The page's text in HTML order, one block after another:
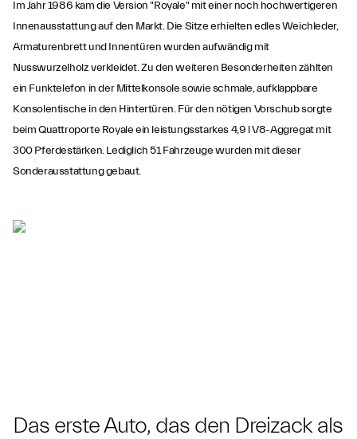
Im Jahr 1986 kam die Version "Royale" mit einer noch hochwertigeren
Innenausstattung auf den Markt. Die Sitze erhielten edles Weichleder,
Armaturenbrett und Innentüren wurden aufwändig mit
Nusswurzelholz verkleidet. Zu den weiteren Besonderheiten zählten
ein Funktelefon in der Mittelkonsole sowie schmale, aufklappbare
Konsolentische in den Hintertüren. Für den nötigen Vorschub sorgte
beim Quattroporte Royale ein leistungsstarkes 4,9 l V8-Aggregat mit
300 Pferdestärken. Lediglich 51 Fahrzeuge wurden mit dieser
Sonderausstattung gebaut.
Das erste Auto, das den Dreizack als